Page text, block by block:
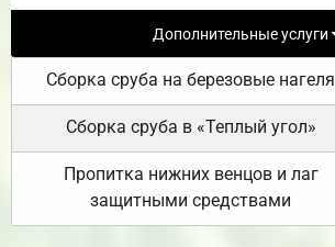
Дополнительные услуги
Сборка сруба на березовые нагеля
Сборка сруба в «Теплый угол»
Пропитка нижних венцов и лаг
защитными средствами